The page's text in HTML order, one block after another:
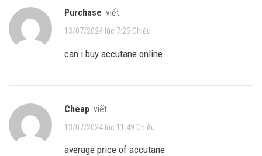
purchase viết:
13/07/2024 lúc 7:25 Chiều
can i buy accutane online
cheap viết:
13/07/2024 lúc 11:49 Chiều
average price of accutane